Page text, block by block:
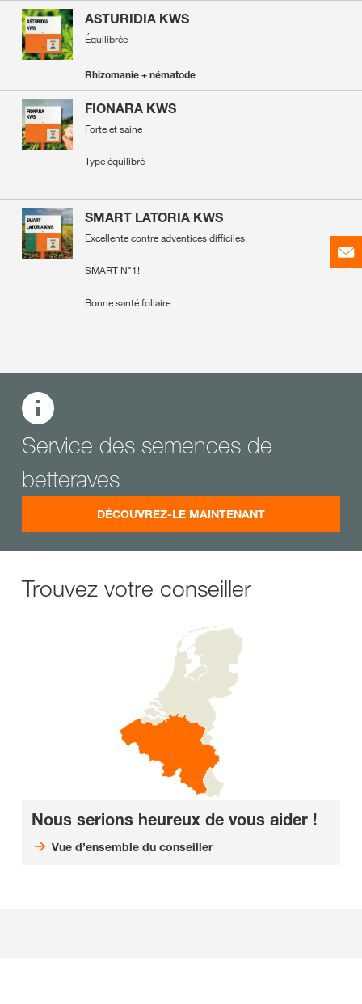
ASTURIDIA KWS
Équilibrée
Rhizomanie + nématode
FIONARA KWS
Forte et saine
Type équilibré
SMART LATORIA KWS
Excellente contre adventices difficiles
SMART N°1!
Bonne santé foliaire
Service des semences de
betteraves
DÉCOUVREZ-LE MAINTENANT
Trouvez votre conseiller
Nous serions heureux de vous aider !
Vue d’ensemble du conseiller